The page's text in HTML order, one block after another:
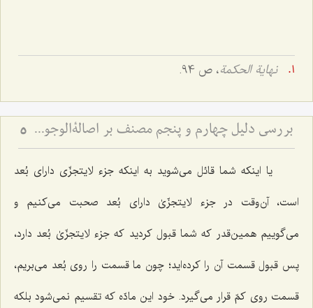
نهایة الحکمة، ص 94.
بررسی دلیل چهارم و پنجم مصنف بر اصالةالوجود - نقد کلام حاجی سبزواری در امکان تحقق امور غیرمتناهی بین حاصرین 5
یا اینکه شما قائل می‌شوید به اینکه جزء لایتجزّی دارای بُعد
است، آن‌وقت در جزء لایتجزّیٰ دارای بُعد صحبت می‌کنیم و
می‌گوییم همین‌قدر که شما قبول کردید که جزء لایتجزّیٰ بُعد دارد،
پس قبول قسمت آن را کرده‌اید؛ چون ما قسمت را روی بُعد می‌بریم،
قسمت روی کمّ قرار می‌گیرد. خود این مادّه که تقسیم نمی‌شود بلکه